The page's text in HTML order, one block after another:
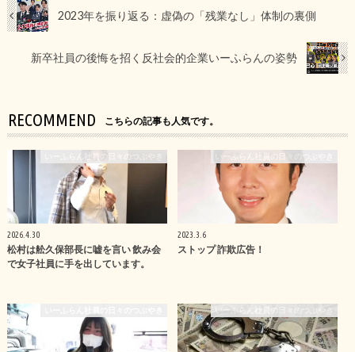
2023年を振り返る：虚偽の「残業なし」体制の裏側
新卒社員の後悔を招く反社会的企業いーふらんの姿勢
RECOMMEND こちらの記事も人気です。
いーふらん社員の日々のつぶやき
2026.4.30
松村は舩久保部長に嘘を言い 飲み会
で女子社員に手を出しています。
いーふらん社員の日々のつぶやき
2023.3.6
ストップ 詐欺広告！
いーふらん社員の日々のつぶやき